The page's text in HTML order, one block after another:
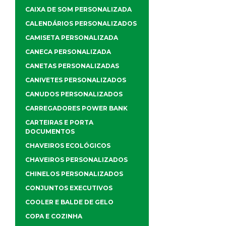
CAIXA DE SOM PERSONALIZADA
CALENDÁRIOS PERSONALIZADOS
CAMISETA PERSONALIZADA
CANECA PERSONALIZADA
CANETAS PERSONALIZADAS
CANIVETES PERSONALIZADOS
CANUDOS PERSONALIZADOS
CARREGADORES POWER BANK
CARTEIRAS E PORTA
DOCUMENTOS
CHAVEIROS ECOLÓGICOS
CHAVEIROS PERSONALIZADOS
CHINELOS PERSONALIZADOS
CONJUNTOS EXECUTIVOS
COOLER E BALDE DE GELO
COPA E COZINHA